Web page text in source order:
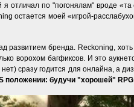
отличал по "погонялам" вроде
остается моей «игрой-
развитием бренда. Reckoning,
ворохом багфиксов. И это
сразу годится для онлайна, а
положении: будучи "хорошей"